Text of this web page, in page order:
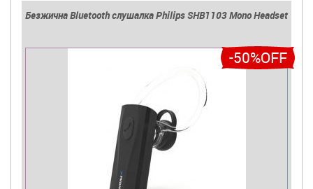
Безжична Bluetooth слушалка Philips SHB1103 Mono Headset
-50%OFF